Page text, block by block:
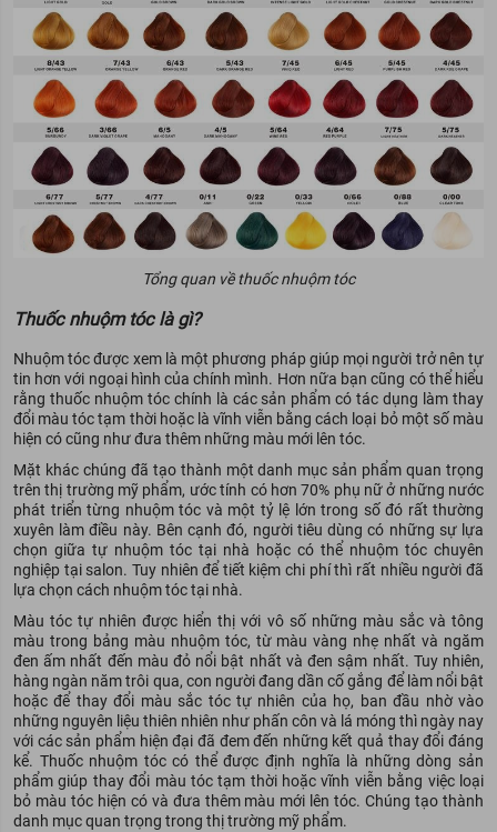
Tổng quan về thuốc nhuộm tóc
Thuốc nhuộm tóc là gì?
Nhuộm tóc được xem là một phương pháp giúp mọi người trở nên tự
tin hơn với ngoại hình của chính mình. Hơn nữa bạn cũng có thể hiểu
rằng thuốc nhuộm tóc chính là các sản phẩm có tác dụng làm thay
đổi màu tóc tạm thời hoặc là vĩnh viễn bằng cách loại bỏ một số màu
hiện có cũng như đưa thêm những màu mới lên tóc.
Mặt khác chúng đã tạo thành một danh mục sản phẩm quan trọng
trên thị trường mỹ phẩm, ước tính có hơn 70% phụ nữ ở những nước
phát triển từng nhuộm tóc và một tỷ lệ lớn trong số đó rất thường
xuyên làm điều này. Bên cạnh đó, người tiêu dùng có những sự lựa
chọn giữa tự nhuộm tóc tại nhà hoặc có thể nhuộm tóc chuyên
nghiệp tại salon. Tuy nhiên để tiết kiệm chi phí thì rất nhiều người đã
lựa chọn cách nhuộm tóc tại nhà.
Màu tóc tự nhiên được hiển thị với vô số những màu sắc và tông
màu trong bảng màu nhuộm tóc, từ màu vàng nhẹ nhất và ngăm
đen ấm nhất đến màu đỏ nổi bật nhất và đen sậm nhất. Tuy nhiên,
hàng ngàn năm trôi qua, con người đang dần cố gắng để làm nổi bật
hoặc để thay đổi màu sắc tóc tự nhiên của họ, ban đầu nhờ vào
những nguyên liệu thiên nhiên như phấn côn và lá móng thì ngày nay
với các sản phẩm hiện đại đã đem đến những kết quả thay đổi đáng
kể. Thuốc nhuộm tóc có thể được định nghĩa là những dòng sản
phẩm giúp thay đổi màu tóc tạm thời hoặc vĩnh viễn bằng việc loại
bỏ màu tóc hiện có và đưa thêm màu mới lên tóc. Chúng tạo thành
danh mục quan trọng trong thị trường mỹ phẩm.